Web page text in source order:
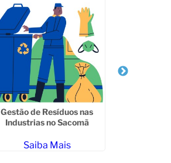
Gestão de Resíduos nas
Industrias no Sacomã
Saiba Mais